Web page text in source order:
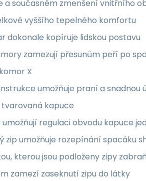
a současném zmenšení vnitřního
vyššího tepelného komfortu
dokonale kopíruje lidskou postavu
zamezují přesunům peří po
X
umožňuje praní a snadnou
kapuce
regulaci obvodu kapuce
zip umožňuje rozepínání spacáku
kterou jsou podloženy zipy
zamezí zaseknutí zipu do látky